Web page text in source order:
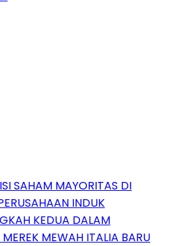
SAHAM MAYORITAS DI
INDUK
KEDUA DALAM
MEWAH ITALIA BARU